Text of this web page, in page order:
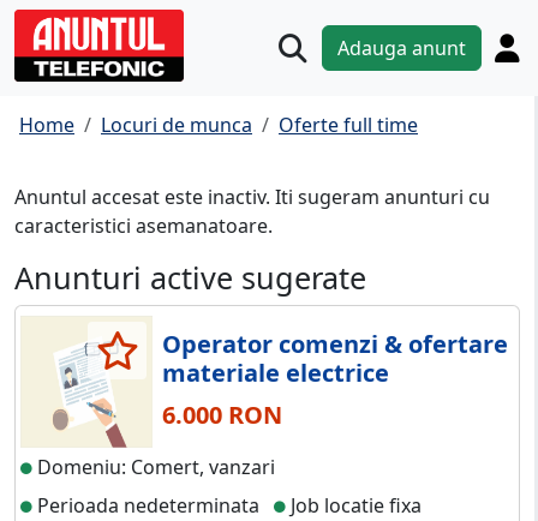
Adauga anunt
Home Locuri de munca Oferte full time
Anuntul accesat este inactiv. Iti sugeram anunturi cu
caracteristici asemanatoare.
Anunturi active sugerate
Operator comenzi & ofertare
materiale electrice
6.000 RON
Domeniu: Comert, vanzari
Perioada nedeterminata
Job locatie fixa